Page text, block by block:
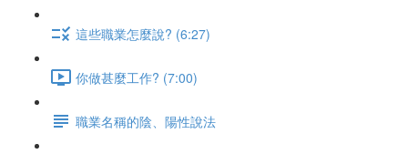
這些職業怎麼說? (6:27)
你做甚麼工作? (7:00)
職業名稱的陰、陽性說法